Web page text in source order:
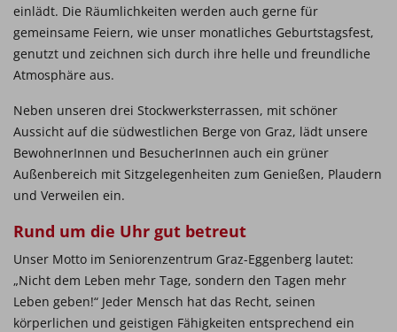
einlädt. Die Räumlichkeiten werden auch gerne für
gemeinsame Feiern, wie unser monatliches Geburtstagsfest,
genutzt und zeichnen sich durch ihre helle und freundliche
Atmosphäre aus.
Neben unseren drei Stockwerksterrassen, mit schöner
Aussicht auf die südwestlichen Berge von Graz, lädt unsere
BewohnerInnen und BesucherInnen auch ein grüner
Außenbereich mit Sitzgelegenheiten zum Genießen, Plaudern
und Verweilen ein.
Rund um die Uhr gut betreut
Unser Motto im Seniorenzentrum Graz-Eggenberg lautet:
„Nicht dem Leben mehr Tage, sondern den Tagen mehr
Leben geben!“ Jeder Mensch hat das Recht, seinen
körperlichen und geistigen Fähigkeiten entsprechend ein